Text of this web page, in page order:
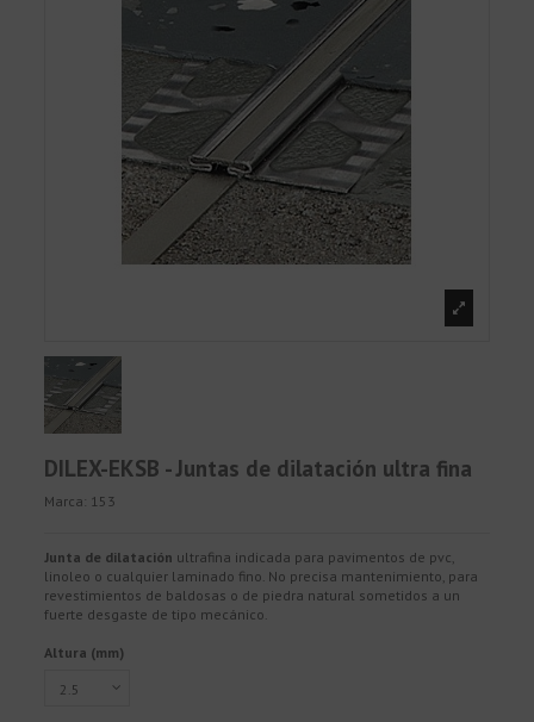
DILEX-EKSB - Juntas de dilatación ultra fina
Marca: 153
Junta de dilatación ultrafina indicada para pavimentos de pvc,
linoleo o cualquier laminado fino. No precisa mantenimiento, para
revestimientos de baldosas o de piedra natural sometidos a un
fuerte desgaste de tipo mecánico.
Altura (mm)